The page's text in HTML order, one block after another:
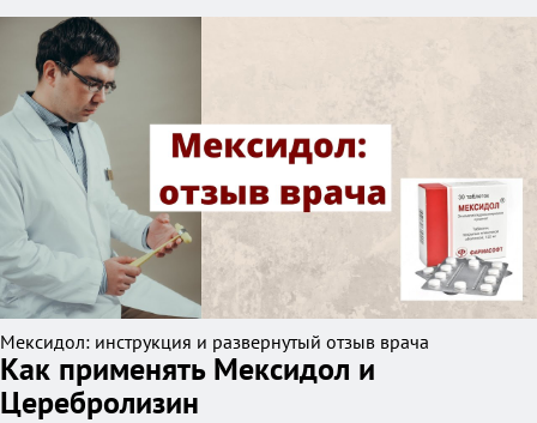
Мексидол: инструкция и развернутый отзыв врача
Как применять Мексидол и
Церебролизин